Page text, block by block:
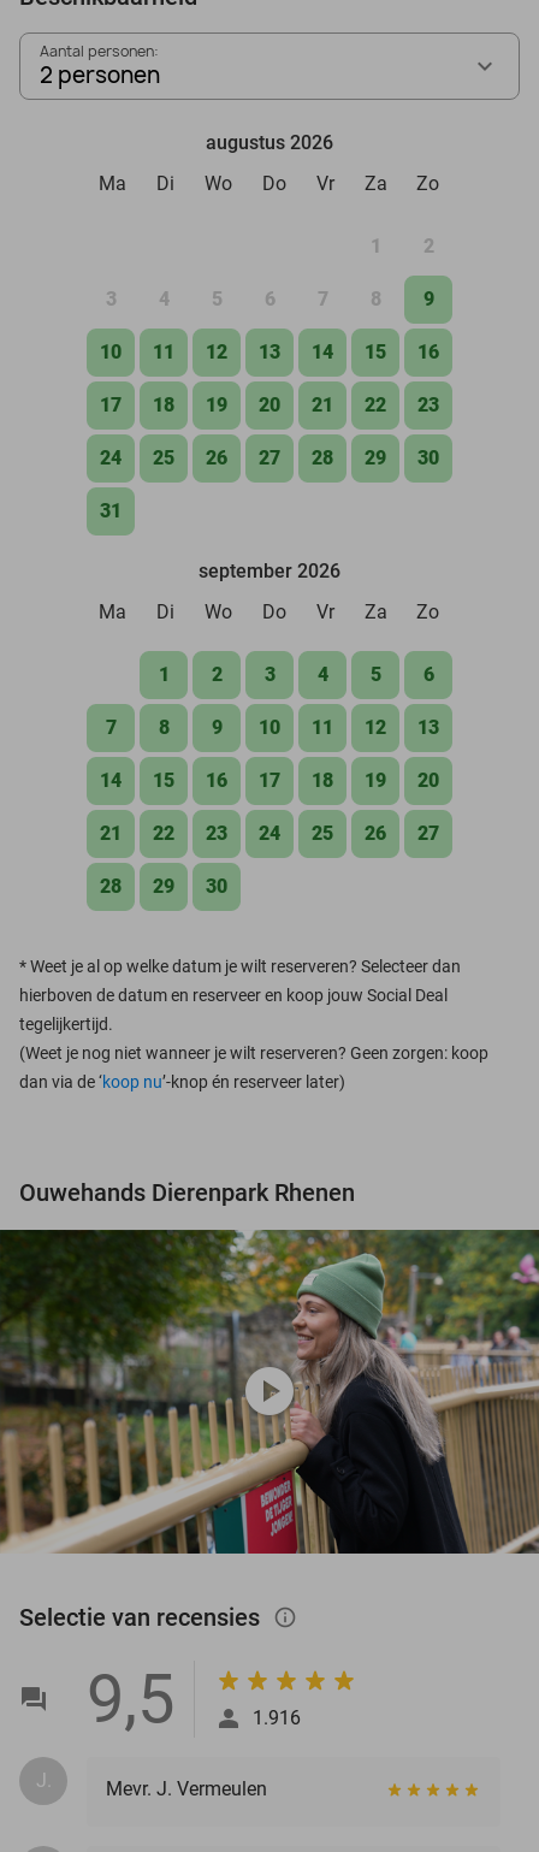
Aantal personen:
2 personen
augustus 2026
Ma
Di Wo Do Vr Za Zo
1 2
3 4 5 6 7 8 9
10 11 12 13 14 15 16
17 18 19 20 21 22 23
24 25 26 27 28 29 30
31
september 2026
Ma
Di Wo Do Vr Za Zo
1 2 3 4 5 6
7 8 9 10 11 12 13
14 15 16 17 18 19 20
21 22 23 24 25 26 27
28 29 30
*Weet je al op welke datum je wilt reserveren? Selecteer dan
hierboven de datum en reserveer en koop jouw Social Deal
tegelijkertijd.
(Weet je nog niet wanneer je wilt reserveren? Geen zorgen: koop
dan via de ‘koop nu’-knop én reserveer later)
Ouwehands Dierenpark Rhenen
play_circle
Selectie van recensies info_outlined
9,5 1.916
J. Mevr. J. Vermeulen